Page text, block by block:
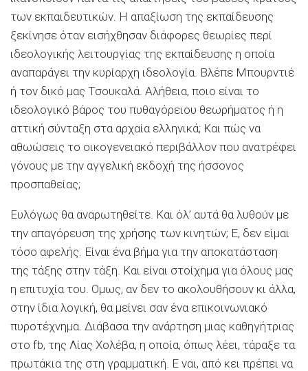
των εκπαιδευτικών. Η απαξίωση της εκπαίδευσης
ξεκίνησε όταν εισήχθησαν διάφορες θεωρίες περί
ιδεολογικής λειτουργίας της εκπαίδευσης η οποία
αναπαράγει την κυρίαρχη ιδεολογία. Βλέπε Μπουρντιέ
ή τον δικό μας Τσουκαλά. Αλήθεια, ποιο είναι το
ιδεολογικό βάρος του πυθαγόρειου θεωρήματος ή η
αττική σύνταξη στα αρχαία ελληνικά; Και πώς να
αθωώσεις το οικογενειακό περιβάλλον που ανατρέφει
γόνους με την αγγελική εκδοχή της ήσσονος
προσπαθείας;
Ευλόγως θα αναρωτηθείτε. Και όλ’ αυτά θα λυθούν με
την απαγόρευση της χρήσης των κινητών; Ε, δεν είμαι
τόσο αφελής. Είναι ένα βήμα για την αποκατάσταση
της τάξης στην τάξη. Και είναι στοίχημα για όλους μας
η επιτυχία του. Ομως, αν δεν το ακολουθήσουν κι άλλα,
στην ίδια λογική, θα μείνει σαν ένα επικοινωνιακό
πυροτέχνημα. Διάβασα την ανάρτηση μιας καθηγήτριας
στο fb, της Λίας Χολέβα, η οποία, όπως λέει, τάραξε τα
πρωτάκια της στη γραμματική. Ε ναι, από κει πρέπει να